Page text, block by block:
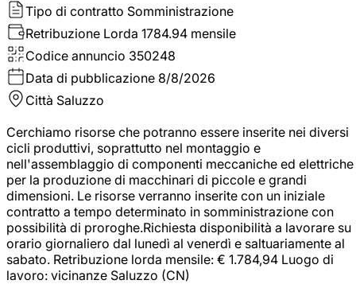
Tipo di contratto Somministrazione
Retribuzione Lorda 1784.94 mensile
Codice annuncio 350248
Data di pubblicazione 8/8/2026
Città Saluzzo
Cerchiamo risorse che potranno essere inserite nei diversi
cicli produttivi, soprattutto nel montaggio e
nell'assemblaggio di componenti meccaniche ed elettriche
per la produzione di macchinari di piccole e grandi
dimensioni. Le risorse verranno inserite con un iniziale
contratto a tempo determinato in somministrazione con
possibilità di proroghe.Richiesta disponibilità a lavorare su
orario giornaliero dal lunedì al venerdì e saltuariamente al
sabato. Retribuzione lorda mensile: € 1.784,94 Luogo di
lavoro: vicinanze Saluzzo (CN)